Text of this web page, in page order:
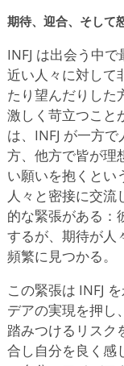
期待、迎合、そして
INFJ は出会う中で
近い人々に対して
たり望んだりした
激しく苛立つこと
は、INFJ が一方
方、他方で皆が理
い願いを抱くとい
人々と密接に交流
的な緊張がある：
するが、期待が人
頻繁に見つかる。
この緊張は INFJ
デアの実現を押し
踏みつけるリスク
合し自分を良く感